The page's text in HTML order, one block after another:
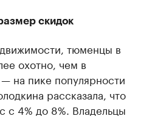
скидок
тюменцы в
охотно, чем в
на пике популярности
рассказала, что
с 4% до 8%. Владельцы